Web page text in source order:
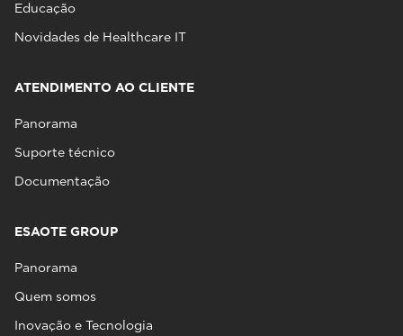
Educação
Novidades de Healthcare IT
ATENDIMENTO AO CLIENTE
Panorama
Suporte técnico
Documentação
ESAOTE GROUP
Panorama
Quem somos
Inovação e Tecnologia